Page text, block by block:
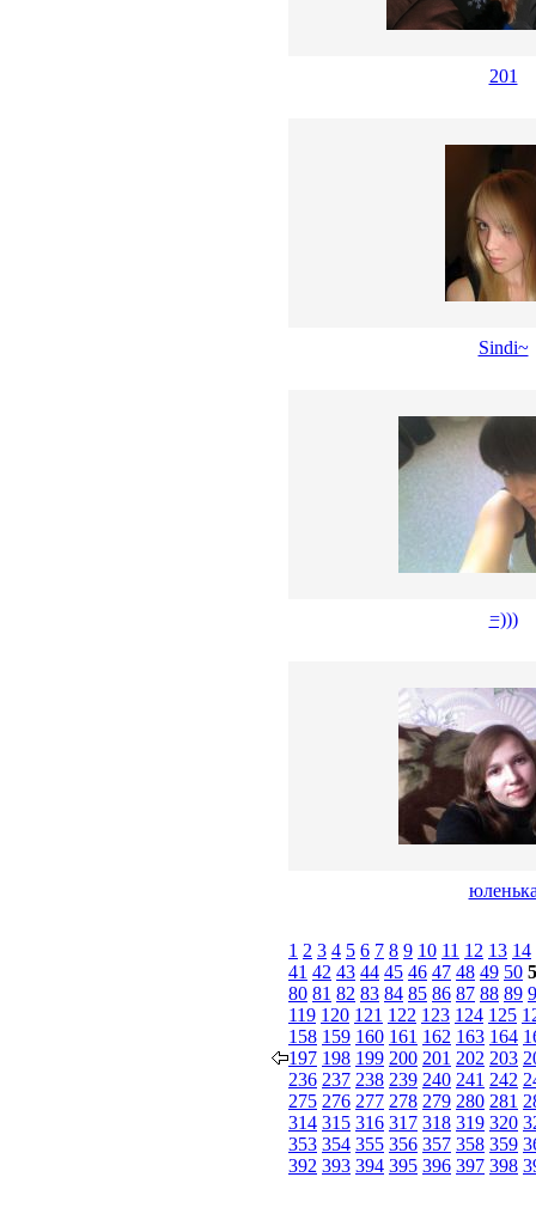
201
Sindi~
=)))
1 2 3 4 5 6 7 8 9 10 11 12 13 14
41 42 43 44 45 46 47 48 49 50
80 81 82 83 84 85 86 87 88 89
119 120 121 122 123 124 125
158 159 160 161 162 163 164
197 198 199 200 201 202 203
236 237 238 239 240 241 242
275 276 277 278 279 280 281
314 315 316 317 318 319 320
353 354 355 356 357 358 359
392 393 394 395 396 397 398